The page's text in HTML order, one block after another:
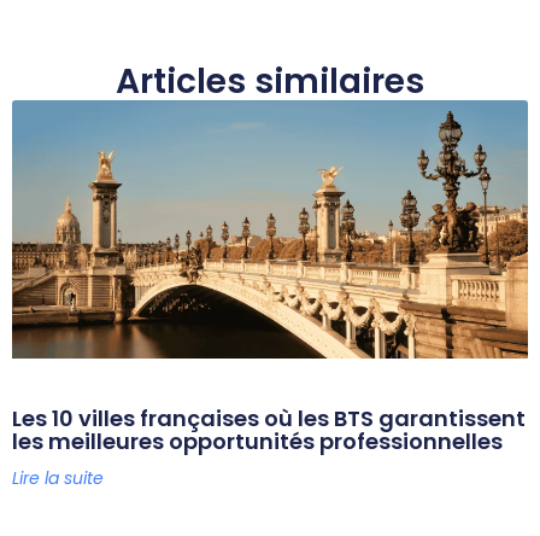
Articles similaires
Les 10 villes françaises où les BTS garantissent
les meilleures opportunités professionnelles
Lire la suite